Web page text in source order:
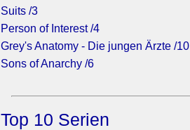
Suits /3
Person of Interest /4
Grey's Anatomy - Die jungen Ärzte /10
Sons of Anarchy /6
Top 10 Serien